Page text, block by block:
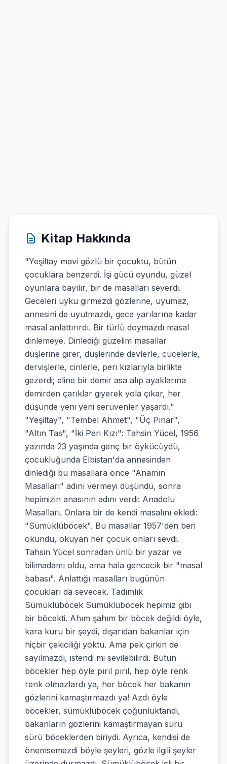
Kitap Hakkında
"Yeşiltay mavi gözlü bir çocuktu, bütün
çocuklara benzerdi. İşi gücü oyundu, güzel
oyunlara bayılır, bir de masalları severdi.
Geceleri uyku girmezdi gözlerine, uyumaz,
annesini de uyutmazdı, gece yarılarına kadar
masal anlattırırdı. Bir türlü doymazdı masal
dinlemeye. Dinlediği güzelim masallar
düşlerine girer, düşlerinde devlerle, cücelerle,
dervişlerle, cinlerle, peri kızlarıyla birlikte
gezerdi; eline bir demir asa alıp ayaklarına
demirden çarıklar giyerek yola çıkar, her
düşünde yeni yeni serüvenler yaşardı."
"Yeşiltay", "Tembel Ahmet", "Üç Pınar",
"Altın Tas", "İki Peri Kızı": Tahsin Yücel, 1956
yazında 23 yaşında genç bir öykücüydü,
çocukluğunda Elbistan'da annesinden
dinlediği bu masallara önce "Anamın
Masalları" adını vermeyi düşündü, sonra
hepimizin anasının adını verdi: Anadolu
Masalları. Onlara bir de kendi masalını ekledi:
"Sümüklüböcek". Bu masallar 1957'den beri
okundu, okuyan her çocuk onları sevdi.
Tahsin Yücel sonradan ünlü bir yazar ve
bilimadamı oldu, ama hala gencecik bir "masal
babası". Anlattığı masalları bugünün
çocukları da sevecek. Tadımlık
Sümüklüböcek Sümüklüböcek hepimiz gibi
bir böcekti. Ahım şahım bir böcek değildi öyle,
kara kuru bir şeydi, dışarıdan bakanlar için
hiçbir çekiciliği yoktu. Ama pek çirkin de
sayılmazdı, istendi mi sevilebilirdi. Bütün
böcekler hep öyle pırıl pırıl, hep öyle renk
renk olmazlardı ya, her böcek her bakanın
gözlerini kamaştırmazdı ya! Azdı öyle
böcekler, sümüklüböcek çoğunluktandı,
bakanların gözlerini kamaştırmayan sürü
sürü böceklerden biriydi. Ayrıca, kendisi de
önemsemezdi böyle şeyleri, gözle ilgili şeyler